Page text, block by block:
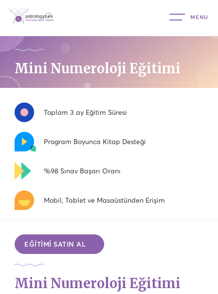
Mini Numeroloji Eğitimi
Toplam 3 ay Eğitim Süresi
Program Boyunca Kitap Desteği
%98 Sınav Başarı Oranı
Mobil, Tablet ve Masaüstünden Erişim
EĞİTİMİ SATIN AL
Mini Numeroloji Eğitimi